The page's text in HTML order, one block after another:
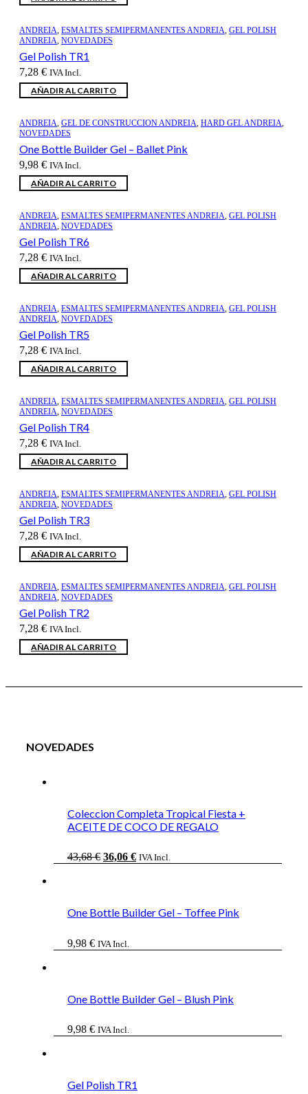
ANDREIA, ESMALTES SEMIPERMANENTES ANDREIA, GEL POLISH
ANDREIA, NOVEDADES
Gel Polish TR1
7,28 € IVA Incl.
AÑADIR AL CARRITO
ANDREIA, GEL DE CONSTRUCCION ANDREIA, HARD GEL ANDREIA,
NOVEDADES
One Bottle Builder Gel – Ballet Pink
9,98 € IVA Incl.
AÑADIR AL CARRITO
ANDREIA, ESMALTES SEMIPERMANENTES ANDREIA, GEL POLISH
ANDREIA, NOVEDADES
Gel Polish TR6
7,28 € IVA Incl.
AÑADIR AL CARRITO
ANDREIA, ESMALTES SEMIPERMANENTES ANDREIA, GEL POLISH
ANDREIA, NOVEDADES
Gel Polish TR5
7,28 € IVA Incl.
AÑADIR AL CARRITO
ANDREIA, ESMALTES SEMIPERMANENTES ANDREIA, GEL POLISH
ANDREIA, NOVEDADES
Gel Polish TR4
7,28 € IVA Incl.
AÑADIR AL CARRITO
ANDREIA, ESMALTES SEMIPERMANENTES ANDREIA, GEL POLISH
ANDREIA, NOVEDADES
Gel Polish TR3
7,28 € IVA Incl.
AÑADIR AL CARRITO
ANDREIA, ESMALTES SEMIPERMANENTES ANDREIA, GEL POLISH
ANDREIA, NOVEDADES
Gel Polish TR2
7,28 € IVA Incl.
AÑADIR AL CARRITO
NOVEDADES
Coleccion Completa Tropical Fiesta +
ACEITE DE COCO DE REGALO
43,68€ El
36,06 €ElIVA Incl.
One Bottle Builder Gel – Toffee Pink
9,98 € IVA Incl.
One Bottle Builder Gel – Blush Pink
9,98 € IVA Incl.
Gel Polish TR1